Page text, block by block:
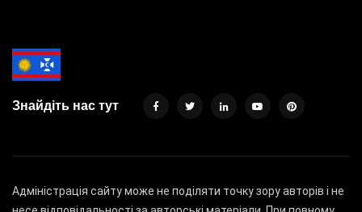
Знайдіть нас тут
Адміністрація сайту може не поділяти точку зору авторів і не